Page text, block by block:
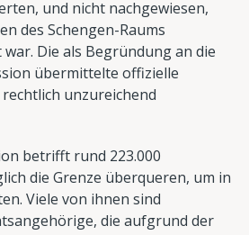
und nicht nachgewiesen,
des Schengen-Raums
Die als Begründung an die
übermittelte offizielle
unzureichend
betrifft rund 223.000
die Grenze überqueren, um in
Viele von ihnen sind
die aufgrund der